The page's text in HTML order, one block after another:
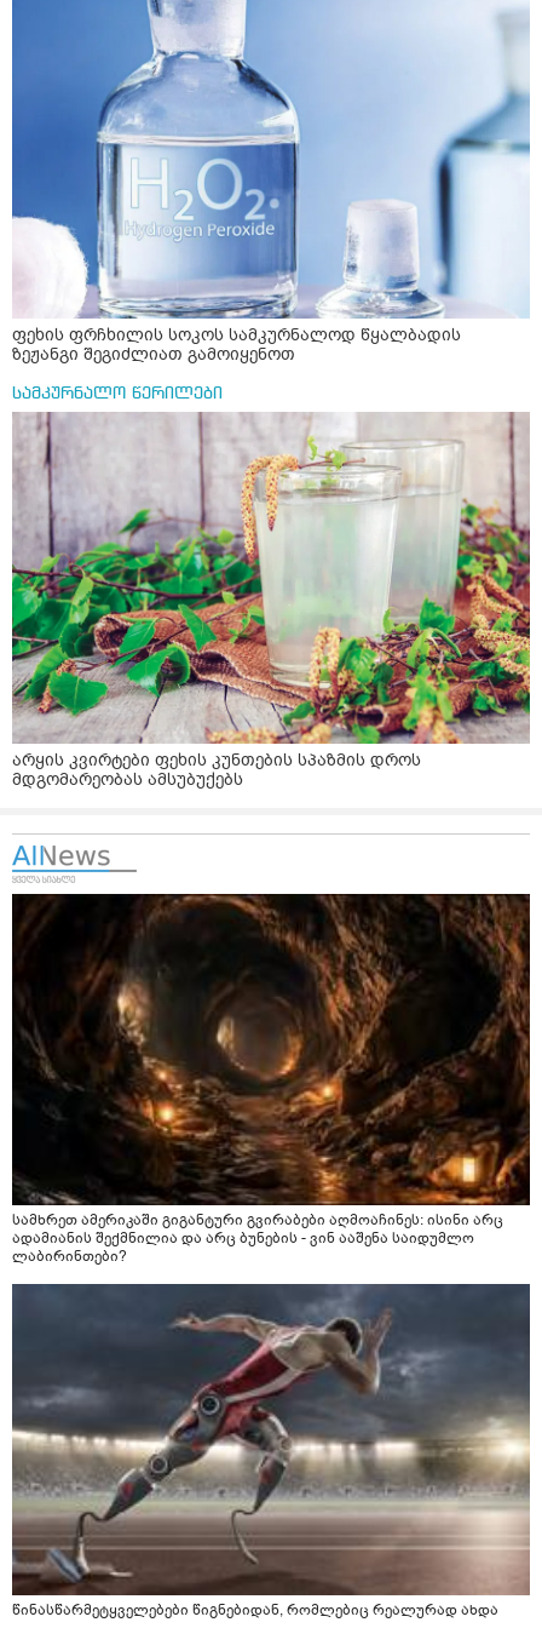
ფეხის ფრჩხილის სოკოს სამკურნალოდ წყალბადის
ზეჟანგი შეგიძლიათ გამოიყენოთ
სამკურნალო წერილები
არყის კვირტები ფეხის კუნთების სპაზმის დროს
მდგომარეობას ამსუბუქებს
სამხრეთ ამერიკაში გიგანტური გვირაბები აღმოაჩინეს: ისინი არც
ადამიანის შექმნილია და არც ბუნების - ვინ ააშენა საიდუმლო
ლაბირინთები?
წინასწარმეტყველებები წიგნებიდან, რომლებიც რეალურად ახდა